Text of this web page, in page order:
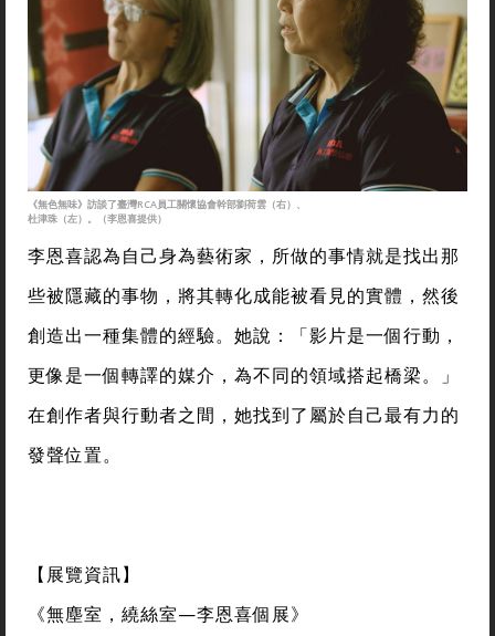
《無色無味》訪談了臺灣RCA員工關懷協會幹部劉荷雲（右）、
杜津珠（左）。（李恩喜提供）
李恩喜認為自己身為藝術家， 所做的事情就是找出那
些被隱藏的事物，將其轉化成能被看見的實體，然後
創造出一種集體的經驗。她說：
「影片是一個行動，
更像是一個轉譯的媒介，為不同的領域搭起橋梁。」
在創作者與行動者之間，她找到了屬於自己最有力的
發聲位置。
【展覽資訊】
《無塵室，繞絲室—李恩喜個展》